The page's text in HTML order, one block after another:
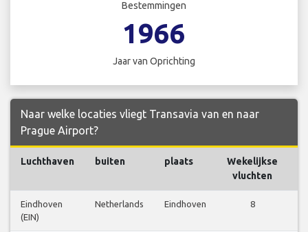
Bestemmingen
1966
Jaar van Oprichting
Naar welke locaties vliegt Transavia van en naar
Prague Airport?
Luchthaven buiten plaats
Wekelijkse
vluchten
Eindhoven
(EIN)
Netherlands Eindhoven 8